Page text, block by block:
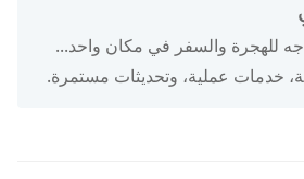
للهجرة والسفر في مكان واحد...
خدمات عملية، وتحديثات مستمرة.